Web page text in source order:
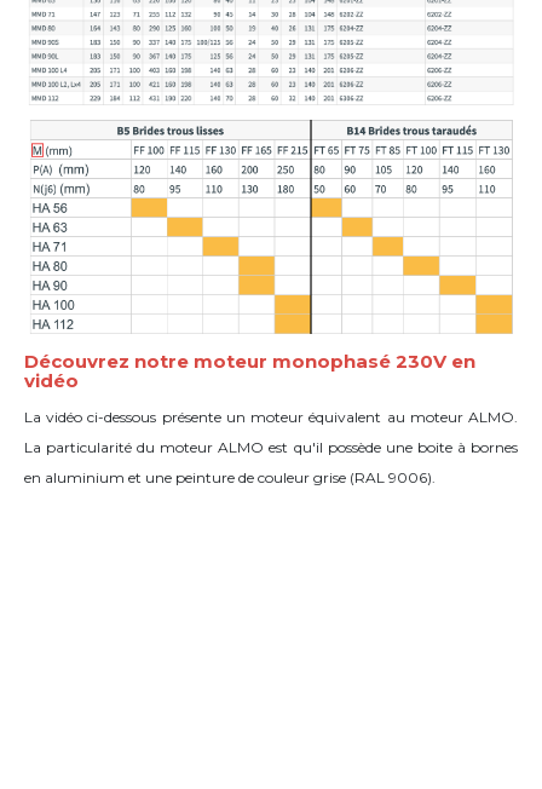
Découvrez notre moteur monophasé 230V en
vidéo
La vidéo ci-dessous présente un moteur équivalent au moteur ALMO.
La particularité du moteur ALMO est qu'il possède une boite à bornes
en aluminium et une peinture de couleur grise (RAL 9006).